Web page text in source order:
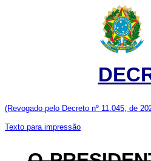
(Revogado pelo Decreto nº 11.045, de
Texto para impressão